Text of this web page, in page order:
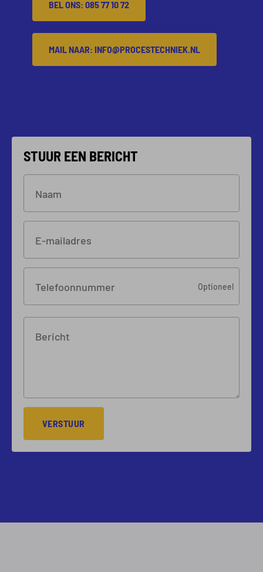
BEL ONS: 085 77 10 72
MAIL NAAR: INFO@PROCESTECHNIEK.NL
STUUR EEN BERICHT
Naam
E-mailadres
Telefoonnummer Optioneel
Bericht
VERSTUUR